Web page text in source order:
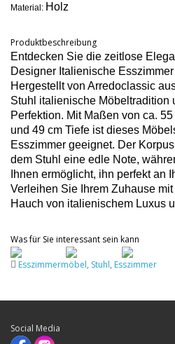
Material: Holz
Produktbeschreibung
Entdecken Sie die zeitlose
Designer Italienische
Hergestellt von Arredoclassic
Stuhl italienische Möbeltradition
Perfektion. Mit Maßen von ca.
und 49 cm Tiefe ist dieses
Esszimmer geeignet. Der
dem Stuhl eine edle Note,
Ihnen ermöglicht, ihn perfekt an
Verleihen Sie Ihrem Zuhause
Hauch von italienischem Luxus
Was für Sie interessant sein kann
Esszimmermöbel, Stuhl, Esszimmer
Social Media